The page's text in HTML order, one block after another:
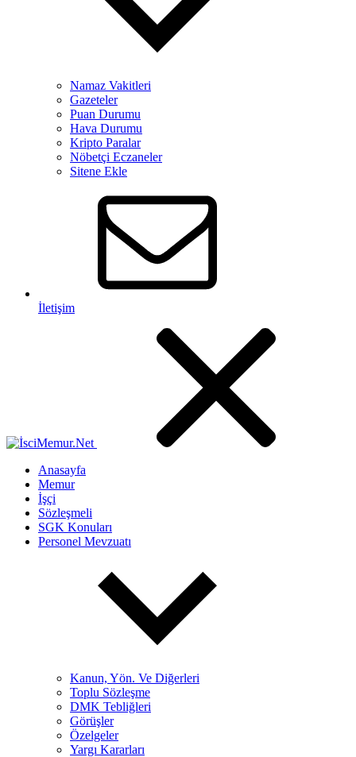
Namaz Vakitleri
Gazeteler
Puan Durumu
Hava Durumu
Kripto Paralar
Nöbetçi Eczaneler
Sitene Ekle
İletişim
Anasayfa
Memur
İşçi
Sözleşmeli
SGK Konuları
Personel Mevzuatı
Kanun, Yön. Ve Diğerleri
Toplu Sözleşme
DMK Tebliğleri
Görüşler
Özelgeler
Yargı Kararları